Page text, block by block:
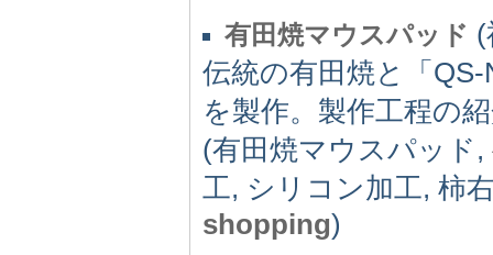
有田焼マウスパッド (
伝統の有田焼と「
を製作。製作工程の
(有田焼マウスパッド,
工, シリコン加工, 柿
shopping)